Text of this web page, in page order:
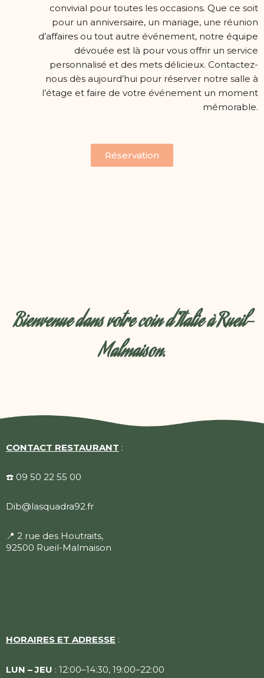
convivial pour toutes les occasions. Que ce soit
pour un anniversaire, un mariage, une réunion
d’affaires ou tout autre événement, notre équipe
dévouée est là pour vous offrir un service
personnalisé et des mets délicieux. Contactez-
nous dès aujourd’hui pour réserver notre salle à
l’étage et faire de votre événement un moment
mémorable.
Réservation
Bienvenue dans votre coin d’Italie à Rueil-
Malmaison.
CONTACT RESTAURANT :
☎️ 09 50 22 55 00
Dib@lasquadra92.fr
📍 2 rue des Houtraits,
92500 Rueil-Malmaison
HORAIRES ET ADRESSE :
LUN – JEU : 12:00–14:30, 19:00–22:00